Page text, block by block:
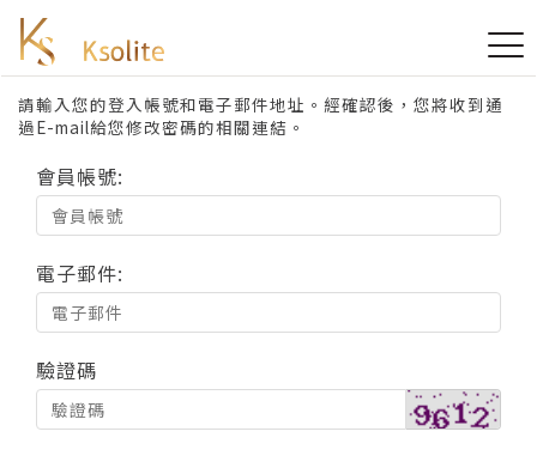
請輸入您的登入帳號和電子郵件地址。經確認後，您將收到通
過E-mail給您修改密碼的相關連結。
會員帳號:
電子郵件:
驗證碼